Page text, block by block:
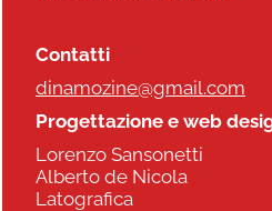
Contatti
dinamozine@gmail.com
Progettazione e web
Lorenzo Sansonetti
Alberto de Nicola
Latografica